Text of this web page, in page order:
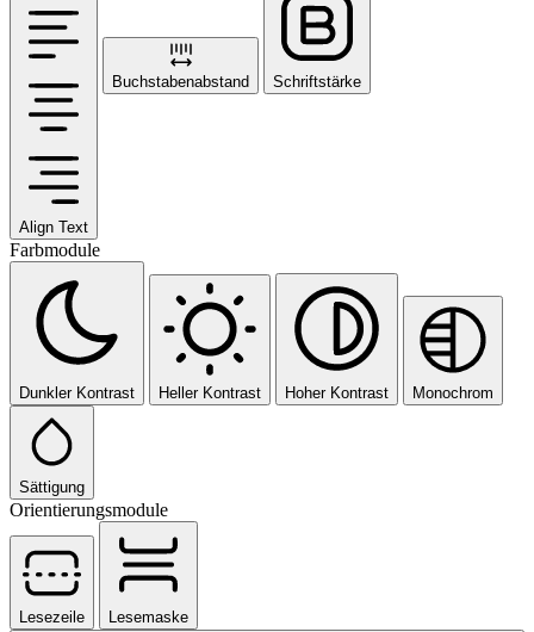
Align Text
Buchstabenabstand Schriftstärke
Farbmodule
Dunkler Kontrast Heller Kontrast Hoher Kontrast Monochrom
Sättigung
Orientierungsmodule
Lesezeile
Lesemaske